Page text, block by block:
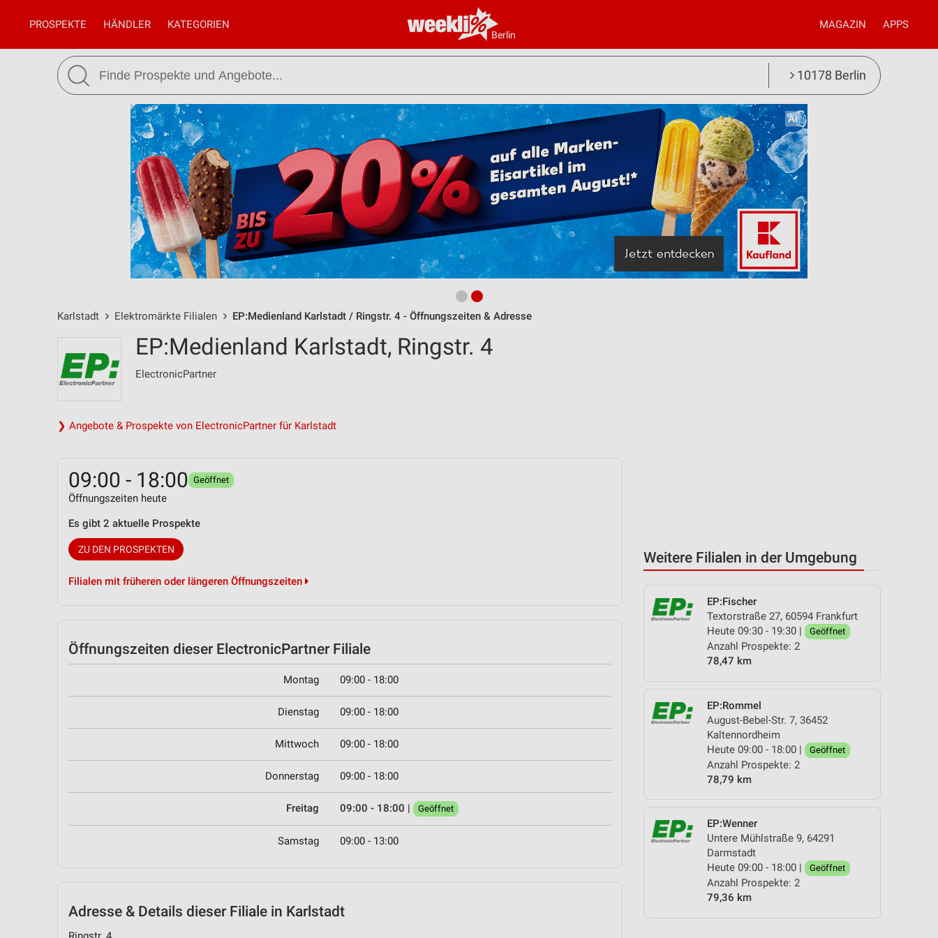
Berlin
PROSPEKTE HÄNDLER KATEGORIEN MAGAZIN APPS
10178 Berlin
Karlstadt Elektromärkte Filialen EP:Medienland Karlstadt / Ringstr. 4 - Öffnungszeiten & Adresse
Weitere Filialen in der Umgebung
EP:Fischer
Textorstraße 27, 60594 Frankfurt
Heute 09:30 - 19:30 |
Geöffnet
Anzahl Prospekte: 2
78,47 km
EP:Rommel
August-Bebel-Str. 7, 36452
Kaltennordheim
Heute 09:00 - 18:00 |
Geöffnet
Anzahl Prospekte: 2
78,79 km
EP:Wenner
Untere Mühlstraße 9, 64291
Darmstadt
Heute 09:00 - 18:00 |
Geöffnet
Anzahl Prospekte: 2
79,36 km
EP:Medienland Karlstadt, Ringstr. 4
ElectronicPartner
❯ Angebote & Prospekte von ElectronicPartner für Karlstadt
09:00 - 18:00 Geöffnet
Öffnungszeiten heute
Es gibt 2 aktuelle Prospekte
ZU DEN PROSPEKTEN
Filialen mit früheren oder längeren Öffnungszeiten
Öffnungszeiten dieser ElectronicPartner Filiale
Montag 09:00 - 18:00
Dienstag 09:00 - 18:00
Mittwoch 09:00 - 18:00
Donnerstag 09:00 - 18:00
Freitag 09:00 - 18:00 | Geöffnet
Samstag 09:00 - 13:00
Adresse & Details dieser Filiale in Karlstadt